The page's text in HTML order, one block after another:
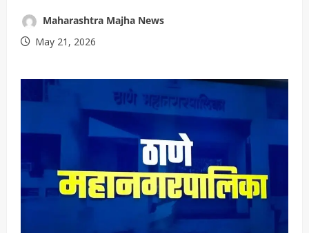
Maharashtra Majha News
May 21, 2026